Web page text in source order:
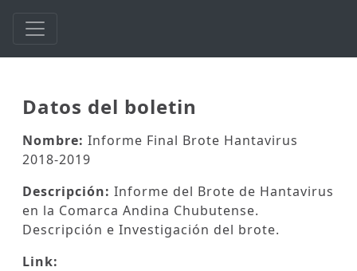
Datos del boletin
Nombre: Informe Final Brote Hantavirus
2018-2019
Descripción: Informe del Brote de Hantavirus
en la Comarca Andina Chubutense.
Descripción e Investigación del brote.
Link: